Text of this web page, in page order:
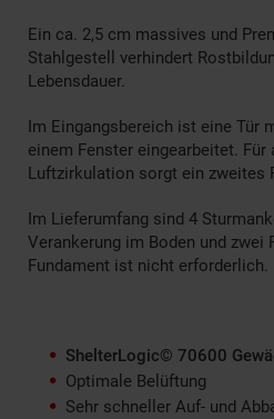
Ein ca. 2,5 cm massives und
Stahlgestell verhindert
Lebensdauer.
Im Eingangsbereich ist eine Tür
einem Fenster eingearbeitet. Für
Luftzirkulation sorgt ein zweites
Im Lieferumfang sind 4
Verankerung im Boden und zwei
Fundament ist nicht erforderlich.
ShelterLogic© 70600
Optimale Belüftung
Sehr schneller Auf- und